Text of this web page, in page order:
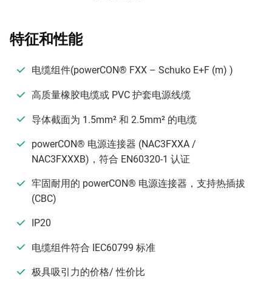
特征和性能
电缆组件(powerCON® FXX – Schuko E+F (m) )
高质量橡胶电缆或 PVC 护套电源线缆
导体截面为 1.5mm² 和 2.5mm² 的电缆
powerCON® 电源连接器 (NAC3FXXA /
NAC3FXXXB)，符合 EN60320-1 认证
牢固耐用的 powerCON® 电源连接器，支持热插拔
(CBC)
IP20
电缆组件符合 IEC60799 标准
极具吸引力的价格/ 性价比